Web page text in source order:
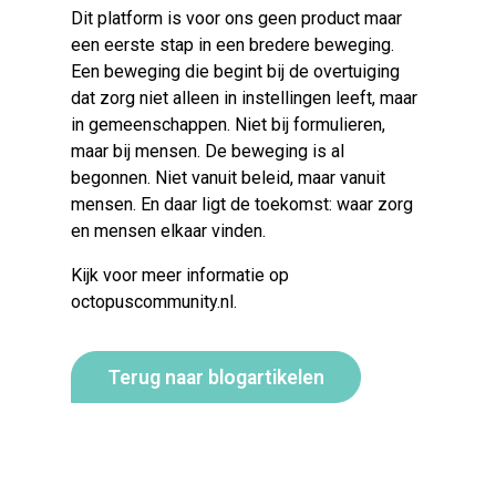
Dit platform is voor ons geen product maar
een eerste stap in een bredere beweging.
Een beweging die begint bij de overtuiging
dat zorg niet alleen in instellingen leeft, maar
in gemeenschappen. Niet bij formulieren,
maar bij mensen. De beweging is al
begonnen. Niet vanuit beleid, maar vanuit
mensen. En daar ligt de toekomst: waar zorg
en mensen elkaar vinden.
Kijk voor meer informatie op
octopuscommunity.nl.
Terug naar blogartikelen